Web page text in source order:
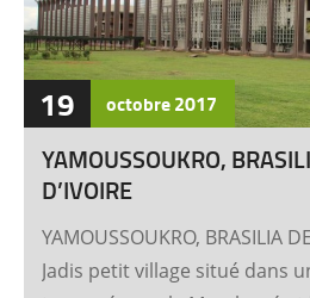
19 octobre2017
YAMOUSSOUKRO,
D’IVOIRE
YAMOUSSOUKRO, BRASILIA
Jadis petit village situé dans